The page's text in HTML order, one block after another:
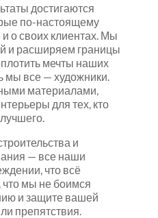
достигаются
по-настоящему
о своих клиентах. Мы
и расширяем границы
мечты наших
мы все — художники.
материалами,
для тех, кто
и
— все наши
что всё
что мы не боимся
и защите вашей
препятствия.